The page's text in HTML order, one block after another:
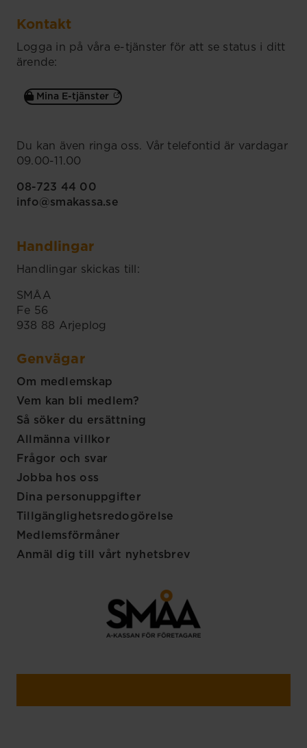
Kontakt
Logga in på våra e-tjänster för att se status i ditt
ärende:
Mina E-tjänster
Du kan även ringa oss. Vår telefontid är vardagar
09.00-11.00
08-723 44 00
info@smakassa.se
Handlingar
Handlingar skickas till:
SMÅA
Fe 56
938 88 Arjeplog
Genvägar
Om medlemskap
Vem kan bli medlem?
Så söker du ersättning
Allmänna villkor
Frågor och svar
Jobba hos oss
Dina personuppgifter
Tillgänglighetsredogörelse
Medlemsförmåner
Anmäl dig till vårt nyhetsbrev